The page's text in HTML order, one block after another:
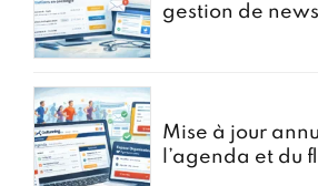
gestion de
Mise à jour
l’agenda et du